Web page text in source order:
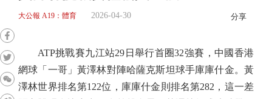
大公報 A19：體育 2026-04-30 分享
ATP挑戰賽九江站29日舉行首圈32強賽，中國香港
網球「一哥」黃澤林對陣哈薩克斯坦球手庫庫什金。黃
澤林世界排名第122位，庫庫什金則排名第282，這一差